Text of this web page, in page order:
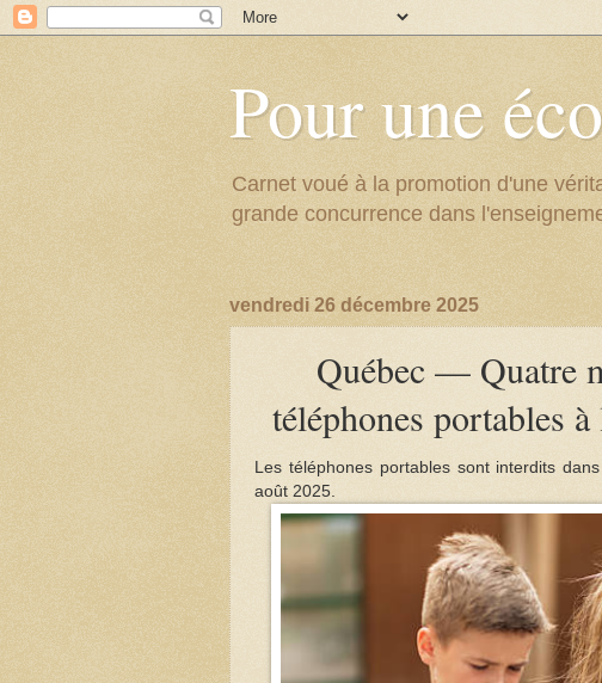
Pour une
Carnet voué à la promotion d'une
grande concurrence dans
vendredi 26 décembre 2025
Québec — Quatre
téléphones portables
Les téléphones portables sont interdits
août 2025.